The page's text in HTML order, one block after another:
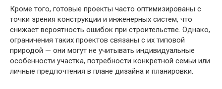
Кроме того, готовые проекты часто оптимизированы с
точки зрения конструкции и инженерных систем, что
снижает вероятность ошибок при строительстве. Однако,
ограничения таких проектов связаны с их типовой
природой — они могут не учитывать индивидуальные
особенности участка, потребности конкретной семьи или
личные предпочтения в плане дизайна и планировки.